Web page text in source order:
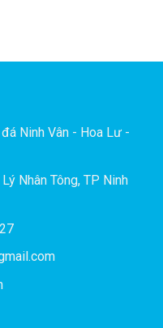
Ninh Vân - Hoa Lư -
Nhân Tông, TP Ninh